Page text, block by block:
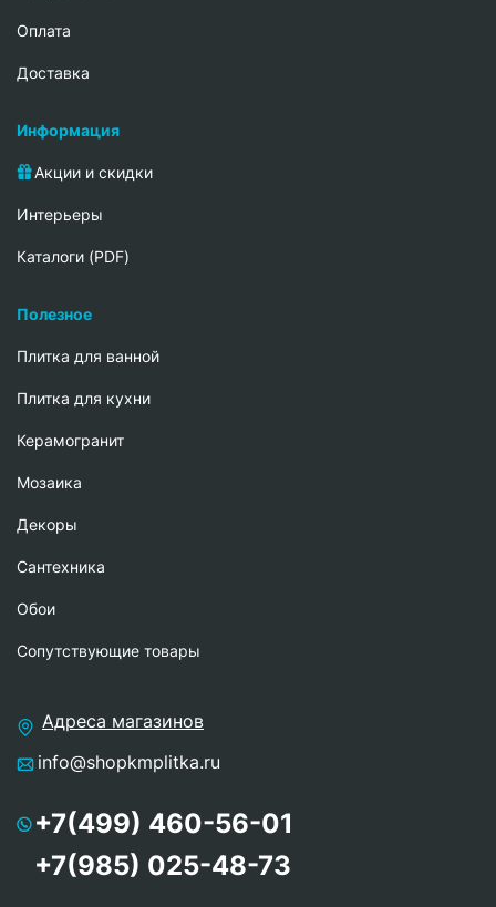
Oплата
Доставка
Информация
Акции и скидки
Интерьеры
Каталоги (PDF)
Полезное
Плитка для ванной
Плитка для кухни
Керамогранит
Мозаика
Декоры
Сантехника
Обои
Сопутствующие товары
Адреса магазинов
info@shopkmplitka.ru
+7(499) 460-56-01
+7(985) 025-48-73